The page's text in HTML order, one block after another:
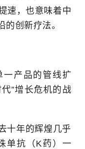
速，也意味着中
的创新疗法。
一产品的管线扩
”增长危机的战
十年的辉煌几乎
单抗（K药）一